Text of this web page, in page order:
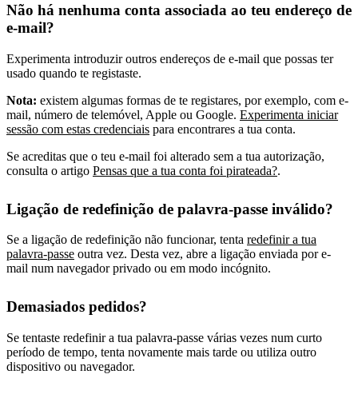
Não há nenhuma conta associada ao teu endereço de
e-mail?
Experimenta introduzir outros endereços de e-mail que possas ter
usado quando te registaste.
Nota: existem algumas formas de te registares, por exemplo, com e-
mail, número de telemóvel, Apple ou Google. Experimenta iniciar
sessão com estas credenciais para encontrares a tua conta.
Se acreditas que o teu e-mail foi alterado sem a tua autorização,
consulta o artigo Pensas que a tua conta foi pirateada?.
Ligação de redefinição de palavra-passe inválido?
Se a ligação de redefinição não funcionar, tenta redefinir a tua
palavra-passe outra vez. Desta vez, abre a ligação enviada por e-
mail num navegador privado ou em modo incógnito.
Demasiados pedidos?
Se tentaste redefinir a tua palavra-passe várias vezes num curto
período de tempo, tenta novamente mais tarde ou utiliza outro
dispositivo ou navegador.